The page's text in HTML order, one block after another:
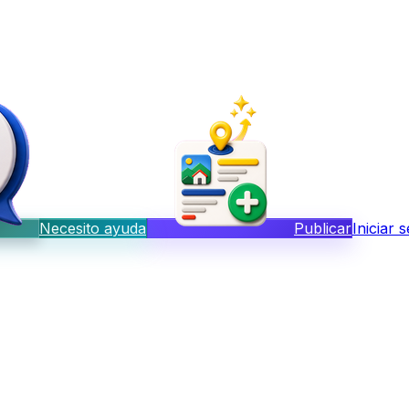
Necesito ayuda PublicarIniciar